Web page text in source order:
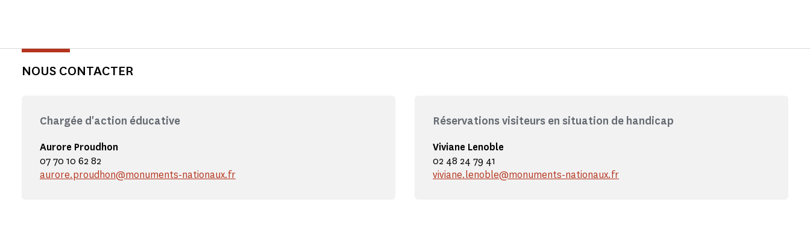
NOUS CONTACTER
Chargée d'action éducative
Aurore Proudhon
07 70 10 62 82
aurore.proudhon@monuments-nationaux.fr
Réservations visiteurs en situation de handicap
Viviane Lenoble
02 48 24 79 41
viviane.lenoble@monuments-nationaux.fr